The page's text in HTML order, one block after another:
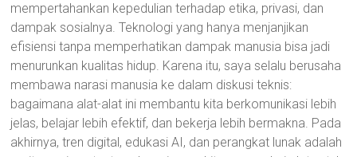
mempertahankan kepedulian terhadap etika, privasi, dan
dampak sosialnya. Teknologi yang hanya menjanjikan
efisiensi tanpa memperhatikan dampak manusia bisa jadi
menurunkan kualitas hidup. Karena itu, saya selalu berusaha
membawa narasi manusia ke dalam diskusi teknis:
bagaimana alat-alat ini membantu kita berkomunikasi lebih
jelas, belajar lebih efektif, dan bekerja lebih bermakna. Pada
akhirnya, tren digital, edukasi AI, dan perangkat lunak adalah